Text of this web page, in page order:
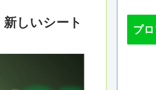
しいシート
プ